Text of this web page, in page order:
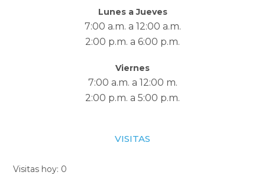
Lunes a Jueves
7:00 a.m. a 12:00 a.m.
2:00 p.m. a 6:00 p.m.
Viernes
7:00 a.m. a 12:00 m.
2:00 p.m. a 5:00 p.m.
VISITAS
Visitas hoy: 0